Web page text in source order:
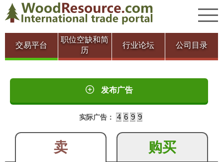
交易平台
职位空缺和简
历
行业论坛 公司目录
发布广告
实际广告： 4 6 9 9
卖 购买